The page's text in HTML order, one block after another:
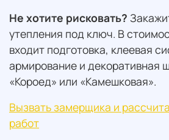
Не хотите рисковать?
утепления под ключ. В
входит подготовка, клеевая
армирование и декоративная
«Короед» или «Камешковая».
Вызвать замерщика и
работ